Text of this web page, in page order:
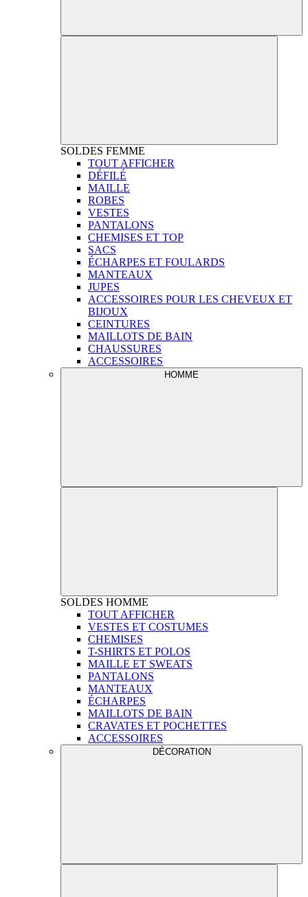
SOLDES FEMME
TOUT AFFICHER
DÉFILÉ
MAILLE
ROBES
VESTES
PANTALONS
CHEMISES ET TOP
SACS
ÉCHARPES ET FOULARDS
MANTEAUX
JUPES
ACCESSOIRES POUR LES CHEVEUX ET
BIJOUX
CEINTURES
MAILLOTS DE BAIN
CHAUSSURES
ACCESSOIRES
HOMME
SOLDES HOMME
TOUT AFFICHER
VESTES ET COSTUMES
CHEMISES
T-SHIRTS ET POLOS
MAILLE ET SWEATS
PANTALONS
MANTEAUX
ÉCHARPES
MAILLOTS DE BAIN
CRAVATES ET POCHETTES
ACCESSOIRES
DÉCORATION